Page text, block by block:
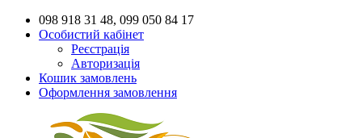
098 918 31 48, 099 050 84 17
Особистий кабінет
Реєстрація
Авторизація
Кошик замовлень
Оформлення замовлення